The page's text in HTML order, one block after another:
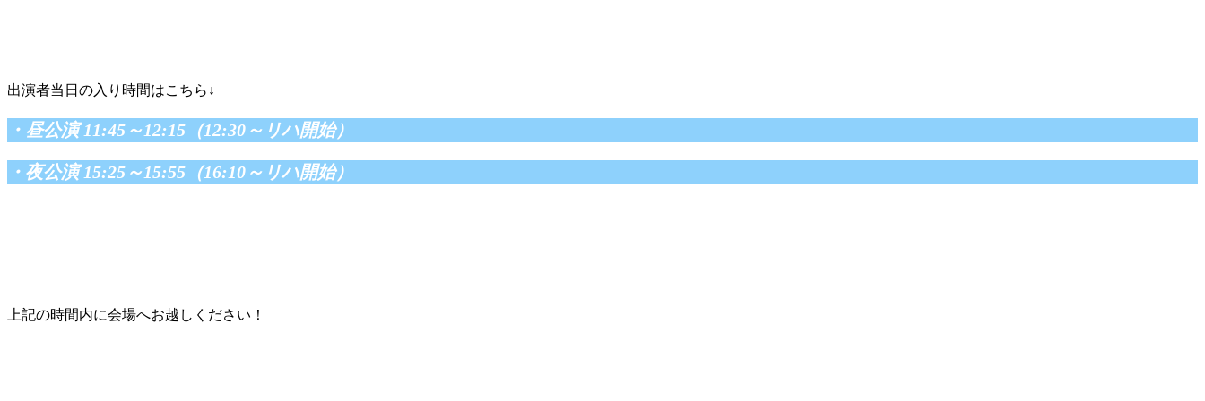
出演者当日の入り時間はこちら↓
・昼公演 11:45～12:15（12:30～リハ開始）
・夜公演 15:25～15:55（16:10～リハ開始）
上記の時間内に会場へお越しください！